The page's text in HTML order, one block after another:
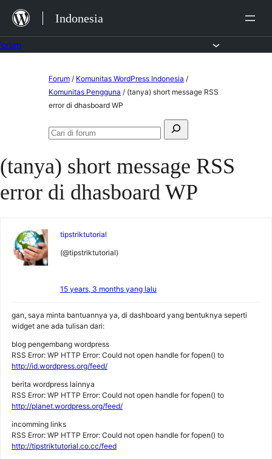
Lewat
konten
Indonesia
Forum / Komunitas WordPress Indonesia /
Komunitas Pengguna / (tanya) short message RSS
error di dhasboard WP
Mencari:
Cari
forum
(tanya) short message RSS
error di dhasboard WP
tipstriktutorial
(@tipstriktutorial)
15 years, 3 months yang lalu
gan, saya minta bantuannya ya, di dashboard yang bentuknya seperti
widget ane ada tulisan dari:
blog pengembang wordpress
RSS Error: WP HTTP Error: Could not open handle for fopen() to
http://id.wordpress.org/feed/
berita wordpress lainnya
RSS Error: WP HTTP Error: Could not open handle for fopen() to
http://planet.wordpress.org/feed/
incomming links
RSS Error: WP HTTP Error: Could not open handle for fopen() to
http://tipstriktutorial.co.cc/feed